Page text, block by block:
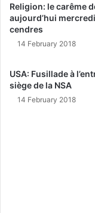
Religion: le carême
aujourd’hui
cendres
14 February 2018
USA: Fusillade à
siège de la NSA
14 February 2018